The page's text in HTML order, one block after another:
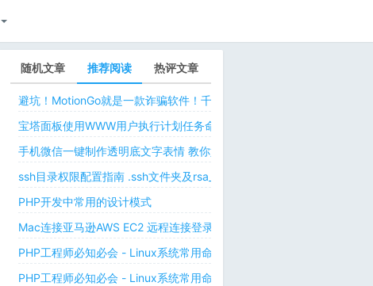
随机文章 推荐阅读 热评文章
避坑！MotionGo就是一款诈骗软件！千万不要用ChatPPT，浪费时间！
宝塔面板使用WWW用户执行计划任务命令 解决laravel日志权限问题 宝
手机微信一键制作透明底文字表情 教你如何让微信表情包背景为透明
ssh目录权限配置指南 .ssh文件夹及rsa_id.pub等文件正确权限规则
PHP开发中常用的设计模式
Mac连接亚马逊AWS EC2 远程连接登录不上去 有pem私钥文件依然要
PHP工程师必知必会 - Linux系统常用命令 - Linux中的网络管理命令（
PHP工程师必知必会 - Linux系统常用命令 - Linux中的网络管理命令（